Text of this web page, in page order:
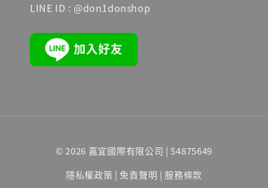
LINE ID : @don1donshop
© 2026 嘉宜國際有限公司 | 54875649
隱私權政策 | 免責聲明 | 服務條款